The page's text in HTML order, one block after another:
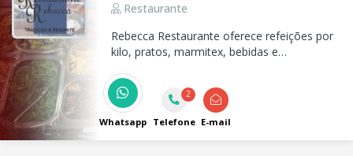
Restaurante
Rebecca Restaurante oferece refeições por
kilo, pratos, marmitex, bebidas e
centro para sua comodidade!
Whatsapp
2
Telefone E-mail